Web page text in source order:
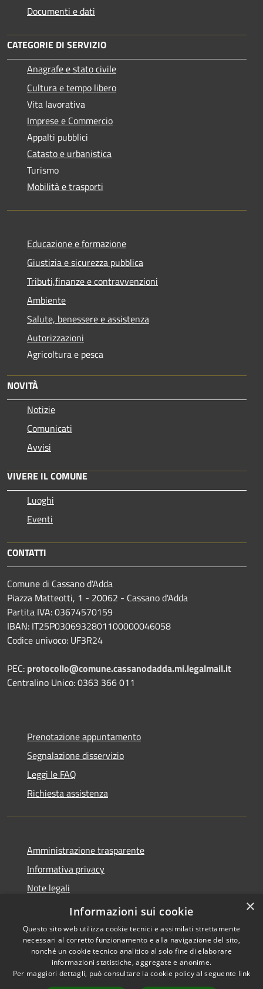
Documenti e dati
CATEGORIE DI SERVIZIO
Anagrafe e stato civile
Cultura e tempo libero
Vita lavorativa
Imprese e Commercio
Appalti pubblici
Catasto e urbanistica
Turismo
Mobilità e trasporti
Educazione e formazione
Giustizia e sicurezza pubblica
Tributi,finanze e contravvenzioni
Ambiente
Salute, benessere e assistenza
Autorizzazioni
Agricoltura e pesca
NOVITÀ
Notizie
Comunicati
Avvisi
VIVERE IL COMUNE
Luoghi
Eventi
CONTATTI
Comune di Cassano d'Adda
Piazza Matteotti, 1 - 20062 - Cassano d'Adda
Partita IVA: 03674570159
IBAN: IT25P0306932801100000046058
Codice univoco: UF3R24
PEC: protocollo@comune.cassanodadda.mi.legalmail.it
Centralino Unico: 0363 366 011
Prenotazione appuntamento
Segnalazione disservizio
Leggi le FAQ
Richiesta assistenza
Amministrazione trasparente
Informativa privacy
Note legali
Dichiarazione di accessibilità
Accessibilità
Copyright © 2026 • Comune di
Cassano d'Adda • Powered by
×
Informazioni sui cookie
Questo sito web utilizza cookie tecnici e assimilati strettamente
necessari al corretto funzionamento e alla navigazione del sito,
nonché un cookie tecnico analitico al solo fine di elaborare
informazioni statistiche, aggregate e anonime.
Per maggiori dettagli, può consultare la cookie policy al seguente link